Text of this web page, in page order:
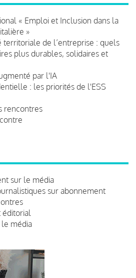
« Emploi et Inclusion dans la
»
territoriale de l’entreprise : quels
plus durables, solidaires et
par l'IA
: les priorités de l'ESS
rencontres
sur le média
sur abonnement
éditorial
média